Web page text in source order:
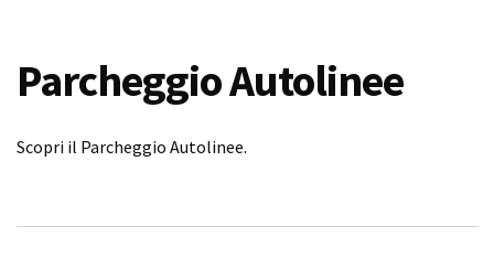
Parcheggio Autolinee
Scopri il Parcheggio Autolinee.